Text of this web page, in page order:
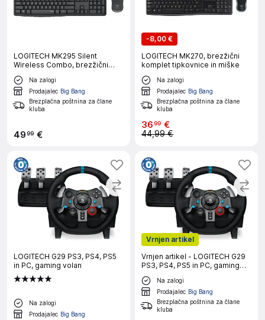
LOGITECH MK295 Silent
Wireless Combo, brezžični
komplet tipkovnice in miške,
grafitnaNa zalogi
Prodajalec Big Bang
Brezplačna poštnina za člane
kluba
4999 €
-8,00 €
LOGITECH MK270, brezžični
komplet tipkovnice in miške
Na zalogi
Prodajalec Big Bang
Brezplačna poštnina za člane
kluba
3699 €
44,99 €
LOGITECH G29 PS3, PS4, PS5
in PC, gaming volan
Na zalogi
Prodajalec Big Bang
Vrnjen artikel
Vrnjen artikel - LOGITECH G29
PS3, PS4, PS5 in PC, gaming
volan
Na zalogi
Prodajalec Big Bang
Brezplačna poštnina za člane
kluba